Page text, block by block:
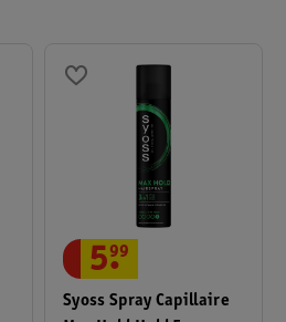
Syoss Spray Capillaire
5.
99